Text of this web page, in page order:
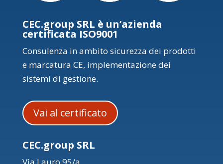
CEC.group SRL è un’azienda
certificata ISO9001
Consulenza in ambito sicurezza dei prodotti
e marcatura CE, implementazione dei
sistemi di gestione.
Vai al certificato
CEC.group SRL
Via Lauro 95/a